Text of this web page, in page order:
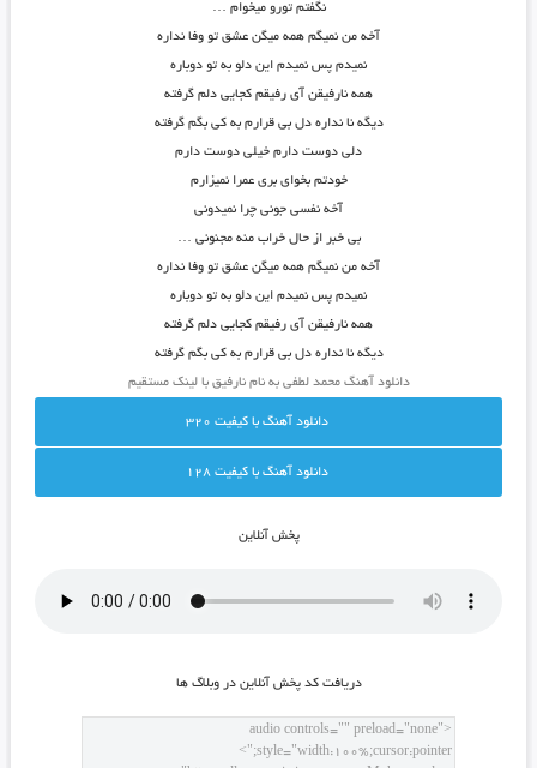
نگفتم تورو میخوام …
آخه من نمیگم همه میگن عشق تو وفا نداره
نمیدم پس نمیدم این دلو به تو دوباره
همه نارفیقن آی رفیقم کجایی دلم گرفته
دیگه نا نداره دل بی قرارم به کی بگم گرفته
دلی دوست دارم خیلی دوست دارم
خودتم بخوای بری عمرا نمیزارم
آخه نفسی جونی چرا نمیدونی
بی خبر از حال خراب منه مجنونی …
آخه من نمیگم همه میگن عشق تو وفا نداره
نمیدم پس نمیدم این دلو به تو دوباره
همه نارفیقن آی رفیقم کجایی دلم گرفته
دیگه نا نداره دل بی قرارم به کی بگم گرفته
دانلود آهنگ محمد لطفی به نام نارفیق با لینک مستقیم
دانلود آهنگ با کيفيت 320
دانلود آهنگ با کيفيت 128
پخش آنلاين
دريافت کد پخش آنلاين در وبلاگ ها